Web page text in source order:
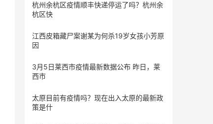
杭州余杭区疫情顺丰快递停运了吗？杭州余
杭区快
江西皮箱藏尸案谢某为何杀19岁女孩小芳原
因
3月5日莱西市疫情最新数据公布 昨日，莱
西市
太原目前有疫情吗？现在出入太原的最新政
策是什